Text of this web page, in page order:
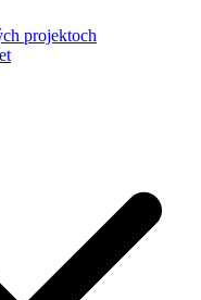
projektoch